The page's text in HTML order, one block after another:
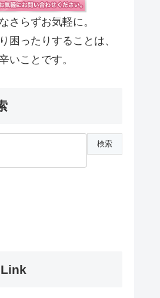
さらずお気軽に。
困ったりすることは、
いことです。